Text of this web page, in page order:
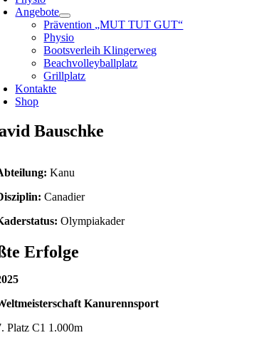
Angebote
Prävention „MUT TUT GUT“
Physio
Bootsverleih Klingerweg
Beachvolleyballplatz
Grillplatz
Kontakte
Shop
Bauschke
Kanu
Canadier
Olympiakader
Erfolge
Kanurennsport
Platz C1 1.000m